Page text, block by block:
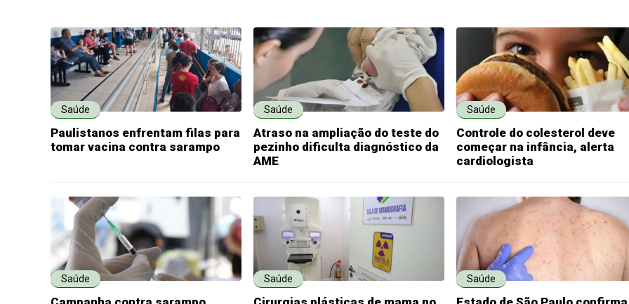
Saúde
Paulistanos enfrentam filas para
tomar vacina contra sarampo
Saúde
Atraso na ampliação do teste do
pezinho dificulta diagnóstico da
AME
Saúde
Controle do colesterol deve
começar na infância, alerta
cardiologista
Saúde Saúde Saúde